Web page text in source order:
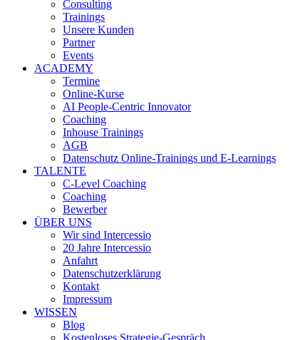
Consulting
Trainings
Unsere Kunden
Partner
Events
ACADEMY
Termine
Online-Kurse
AI People-Centric Innovator
Coaching
Inhouse Trainings
AGB
Datenschutz Online-Trainings und E-Learnings
TALENTE
C-Level Coaching
Coaching
Bewerber
ÜBER UNS
Wir sind Intercessio
20 Jahre Intercessio
Anfahrt
Datenschutzerklärung
Kontakt
Impressum
WISSEN
Blog
Kostenloses Strategie-Gespräch